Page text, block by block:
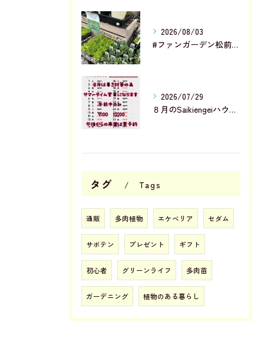
2026/08/03
#ファンガーデン松前店 に行って来ました✨
2026/07/29
８月のSaikiengeiハウス営業予定です
タグ Tags
通販 多肉植物 エケベリア セダム
サボテン プレゼント ギフト
初心者 グリーンライフ 多肉苗
ガーデニング 植物のある暮らし